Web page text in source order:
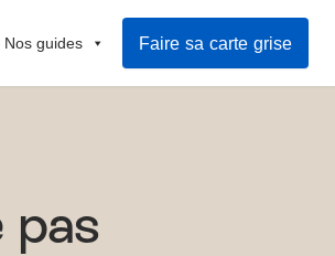
Nos guides Faire sa carte grise
pas